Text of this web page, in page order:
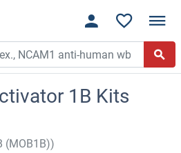
1B Kits
(MOB1B))